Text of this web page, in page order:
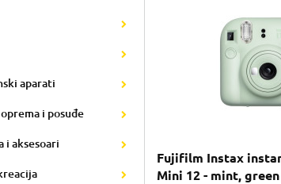
aparati
i posuđe
i aksesoari
Fujifilm Instax
Mini 12 - mint,